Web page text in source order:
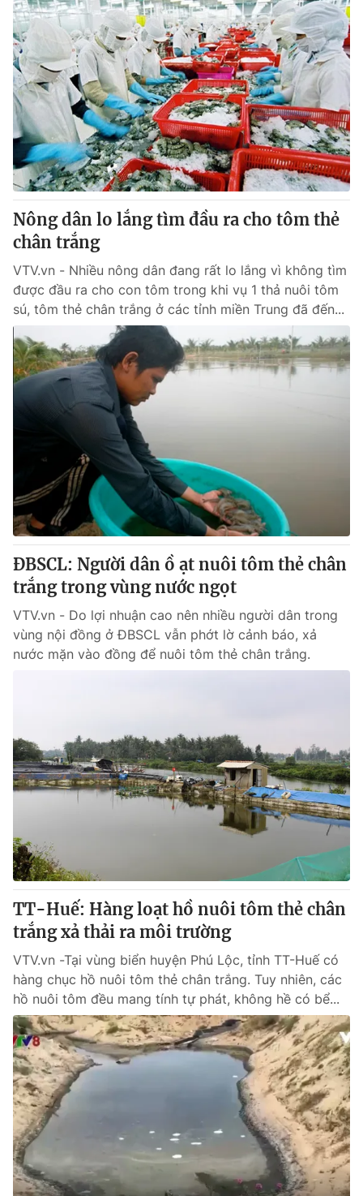
Nông dân lo lắng tìm đầu ra cho tôm thẻ
chân trắng
VTV.vn - Nhiều nông dân đang rất lo lắng vì không tìm
được đầu ra cho con tôm trong khi vụ 1 thả nuôi tôm
sú, tôm thẻ chân trắng ở các tỉnh miền Trung đã đến...
ĐBSCL: Người dân ồ ạt nuôi tôm thẻ chân
trắng trong vùng nước ngọt
VTV.vn - Do lợi nhuận cao nên nhiều người dân trong
vùng nội đồng ở ĐBSCL vẫn phớt lờ cảnh báo, xả
nước mặn vào đồng để nuôi tôm thẻ chân trắng.
TT-Huế: Hàng loạt hồ nuôi tôm thẻ chân
trắng xả thải ra môi trường
VTV.vn -Tại vùng biển huyện Phú Lộc, tỉnh TT-Huế có
hàng chục hồ nuôi tôm thẻ chân trắng. Tuy nhiên, các
hồ nuôi tôm đều mang tính tự phát, không hề có bể...